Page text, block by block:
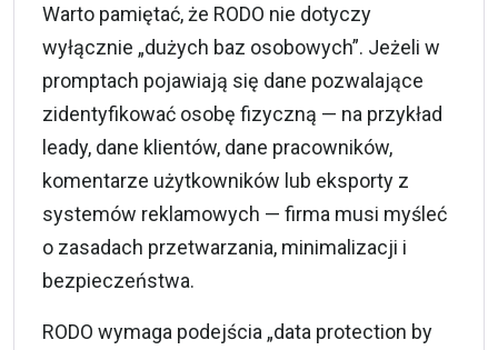
Warto pamiętać, że RODO nie dotyczy
wyłącznie „dużych baz osobowych”. Jeżeli w
promptach pojawiają się dane pozwalające
zidentyfikować osobę fizyczną — na przykład
leady, dane klientów, dane pracowników,
komentarze użytkowników lub eksporty z
systemów reklamowych — firma musi myśleć
o zasadach przetwarzania, minimalizacji i
bezpieczeństwa.
RODO wymaga podejścia „data protection by